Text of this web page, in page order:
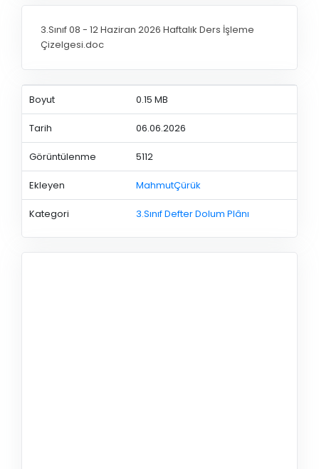
3.Sınıf 08 - 12 Haziran 2026 Haftalık Ders İşleme
Çizelgesi.doc
Boyut 0.15 MB
Tarih 06.06.2026
Görüntülenme 5112
Ekleyen MahmutÇürük
Kategori 3.Sınıf Defter Dolum Plânı